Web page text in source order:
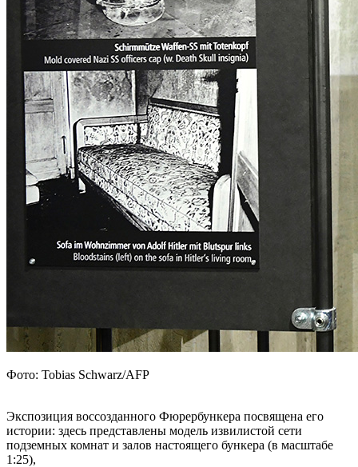
Фото: Tobias Schwarz/AFP
Экспозиция воссозданного Фюрербункера посвящена его
истории: здесь представлены модель извилистой сети
подземных комнат и залов настоящего бункера (в масштабе
1:25),